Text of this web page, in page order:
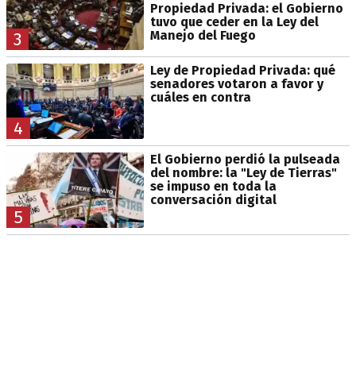
3
Propiedad Privada: el Gobierno
tuvo que ceder en la Ley del
Manejo del Fuego
4
Ley de Propiedad Privada: qué
senadores votaron a favor y
cuáles en contra
5
El Gobierno perdió la pulseada
del nombre: la "Ley de Tierras"
se impuso en toda la
conversación digital